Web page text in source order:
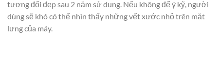
tương đối đẹp sau 2 năm sử dụng. Nếu không để ý kỹ, người
dùng sẽ khó có thể nhìn thấy những vết xước nhỏ trên mặt
lưng của máy.